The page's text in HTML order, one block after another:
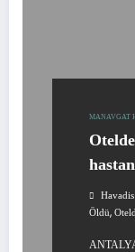
MANAVGAT
Havadis
Öldü,